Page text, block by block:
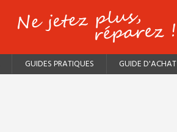
GUIDES PRATIQUES GUIDE D'ACHAT